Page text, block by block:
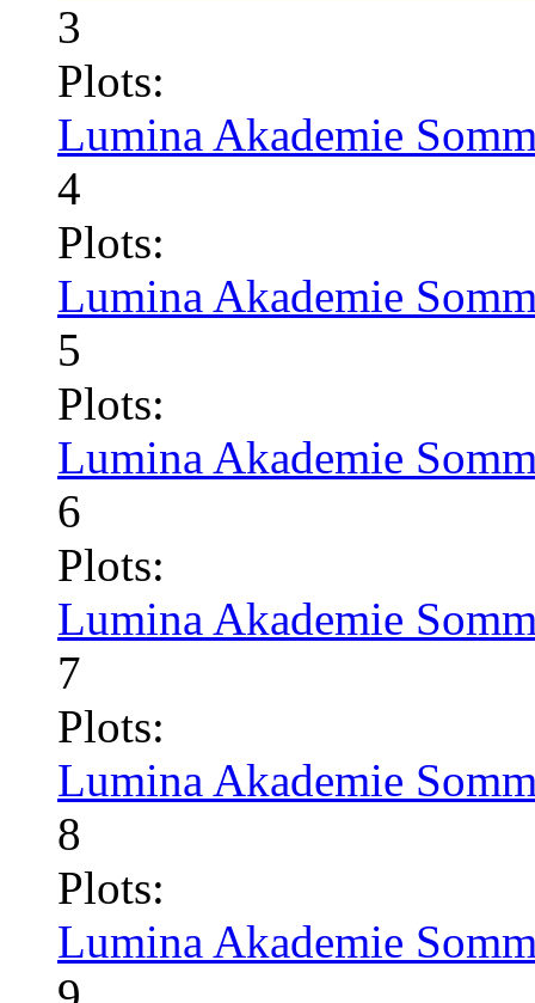
3
Plots:
Lumina Akademie
4
Plots:
Lumina Akademie
5
Plots:
Lumina Akademie
6
Plots:
Lumina Akademie
7
Plots:
Lumina Akademie
8
Plots:
Lumina Akademie